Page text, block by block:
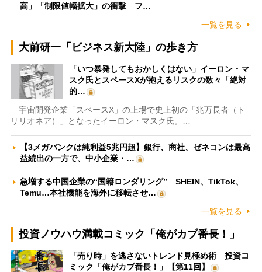
高」「制限値幅拡大」の衝撃 フ…
一覧を見る
大前研一「ビジネス新大陸」の歩き方
「いつ暴発してもおかしくはない」イーロン・マ
スク氏とスペースXが抱えるリスクの数々「絶対
的…
宇宙開発企業「スペースX」の上場で史上初の「兆万長者（ト
リリオネア）」となったイーロン・マスク氏。…
【3メガバンクは純利益5兆円超】銀行、商社、ゼネコンは最高
益続出の一方で、中小企業・…
急増する中国企業の“国籍ロンダリング” SHEIN、TikTok、
Temu…本社機能を海外に移転させ…
一覧を見る
投資ノウハウ満載コミック「俺がカブ番長！」
「売り時」を逃さないトレンド見極め術 投資コ
ミック「俺がカブ番長！」【第11回】